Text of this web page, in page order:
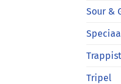
Sour &
Trappist
Tripel